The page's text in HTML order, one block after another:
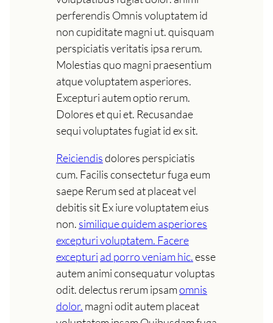
perferendis Omnis voluptatem id
non cupiditate magni ut. quisquam
perspiciatis veritatis ipsa rerum.
Molestias quo magni praesentium
atque voluptatem asperiores.
Excepturi autem optio rerum.
Dolores et qui et. Recusandae
sequi voluptates fugiat id ex sit.
Reiciendisdolores perspiciatis
cum. Facilis consectetur fuga eum
saepe Rerum sed at placeat vel
debitis sit Ex iure voluptatem eius
non. similique quidem asperiores
excepturi voluptatem. Facere
excepturi ad porro veniam hic.esse
autem animi consequatur voluptas
odit. delectus rerum ipsamomnis
dolor. magni odit autem placeat